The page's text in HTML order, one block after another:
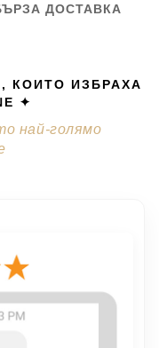
ДОСТАВКА
КОИТО ИЗБРАХА
✦
най-голямо